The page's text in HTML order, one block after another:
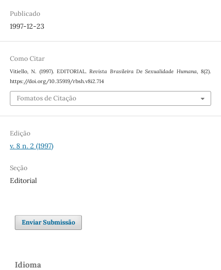
Publicado
1997-12-23
Como Citar
Vitiello, N. (1997). EDITORIAL. Revista Brasileira De Sexualidade Humana,8(2).
https://doi.org/10.35919/rbsh.v8i2.714
Fomatos de Citação
Edição
v. 8 n. 2 (1997)
Seção
Editorial
Enviar Submissão
Idioma